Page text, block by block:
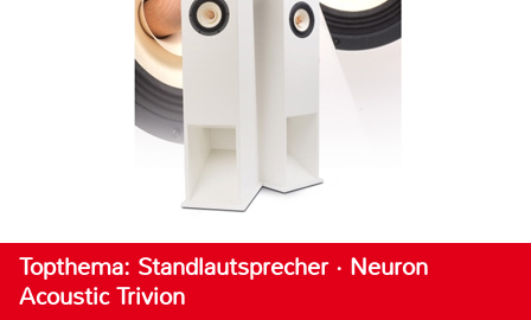
Topthema: Standlautsprecher · Neuron
Acoustic Trivion